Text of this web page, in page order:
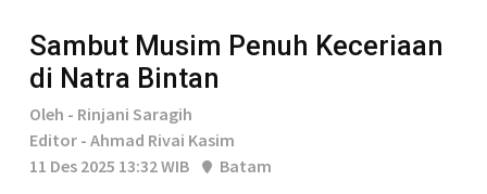
Sambut Musim Penuh Keceriaan
di Natra Bintan
Oleh - Rinjani Saragih
Editor - Ahmad Rivai Kasim
11 Des 2025 13:32 WIB
Batam